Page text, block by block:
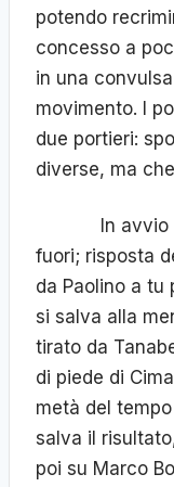
potendo
concesso a
in una
movimento. I
due portieri:
diverse, ma
In avvio
fuori; risposta
da Paolino a tu
si salva alla
tirato da
di piede di
metà del
salva il
poi su Marco